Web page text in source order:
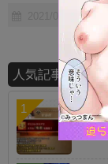
2021/06/13
人気記事ランキ
【指